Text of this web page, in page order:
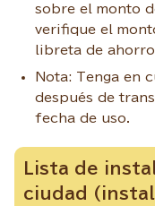
sobre el monto
verifique el
libreta de
Nota: Tenga en
después de
fecha de uso.
Lista de
ciudad